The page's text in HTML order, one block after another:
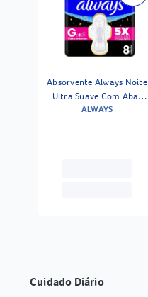
Absorvente Always Noite
Ultra Suave Com Abas
Fluxo Intenso 8 Unidades
ALWAYS
Cuidado Diário